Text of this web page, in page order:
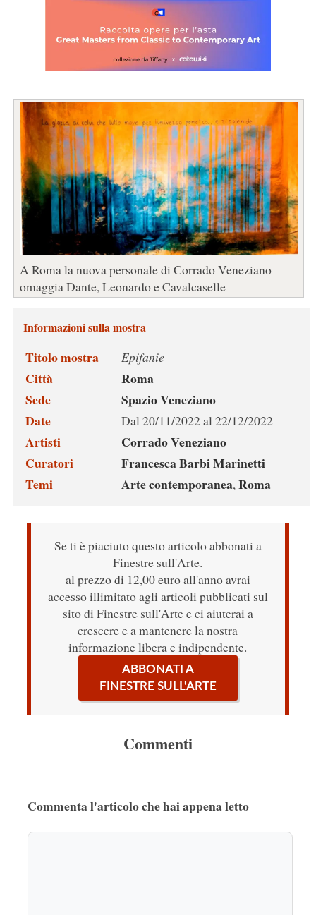
A Roma la nuova personale di Corrado Veneziano
omaggia Dante, Leonardo e Cavalcaselle
Informazioni sulla mostra
Titolo mostra Epifanie
Città
Roma
Sede
Spazio Veneziano
Date
Dal 20/11/2022 al 22/12/2022
Artisti
Corrado Veneziano
Curatori
Francesca Barbi Marinetti
Temi
Arte contemporanea,Roma
Se ti è piaciuto questo articolo abbonati a
Finestre sull'Arte.
al prezzo di 12,00 euro all'anno avrai
accesso illimitato agli articoli pubblicati sul
sito di Finestre sull'Arte e ci aiuterai a
crescere e a mantenere la nostra
informazione libera e indipendente.
ABBONATI A
FINESTRE SULL'ARTE
Commenti
Commenta l'articolo che hai appena letto